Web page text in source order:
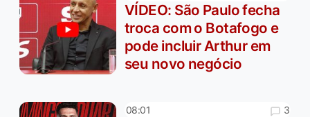
VÍDEO: São Paulo fecha
troca com o Botafogo e
pode incluir Arthur em
seu novo negócio
08:01 3